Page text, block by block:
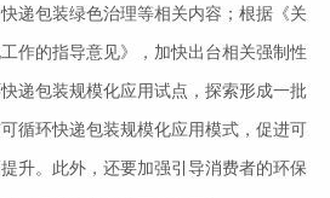
递包装绿色治理等相关内容；根据《关
作的指导意见》，加快出台相关强制性
递包装规模化应用试点，探索形成一批
循环快递包装规模化应用模式，促进可
升。此外，还要加强引导消费者的环保